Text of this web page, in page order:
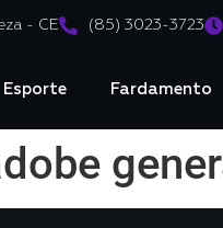
- CE (85) 3023-3723
Esporte Fardamento